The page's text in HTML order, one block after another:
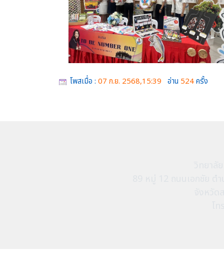
โพสเมื่อ : 07 ก.ย. 2568,15:39 อ่าน 524ครั้ง